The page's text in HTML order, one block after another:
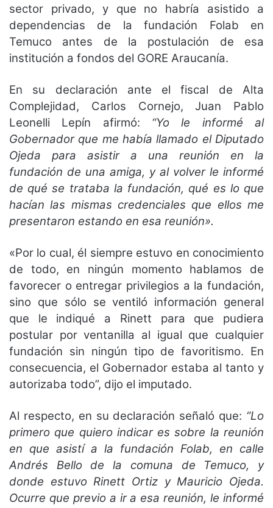
sector privado, y que no habría asistido a
dependencias de la fundación Folab en
Temuco antes de la postulación de esa
institución a fondos del GORE Araucanía.
En su declaración ante el fiscal de Alta
Complejidad, Carlos Cornejo, Juan Pablo
Leonelli Lepín afirmó: “Yo le informé al
Gobernador que me había llamado el Diputado
Ojeda para asistir a una reunión en la
fundación de una amiga, y al volver le informé
de qué se trataba la fundación, qué es lo que
hacían las mismas credenciales que ellos me
presentaron estando en esa reunión».
«Por lo cual, él siempre estuvo en conocimiento
de todo, en ningún momento hablamos de
favorecer o entregar privilegios a la fundación,
sino que sólo se ventiló información general
que le indiqué a Rinett para que pudiera
postular por ventanilla al igual que cualquier
fundación sin ningún tipo de favoritismo. En
consecuencia, el Gobernador estaba al tanto y
autorizaba todo”, dijo el imputado.
Al respecto, en su declaración señaló que: “Lo
primero que quiero indicar es sobre la reunión
en que asistí a la fundación Folab, en calle
Andrés Bello de la comuna de Temuco, y
donde estuvo Rinett Ortiz y Mauricio Ojeda.
Ocurre que previo a ir a esa reunión, le informé